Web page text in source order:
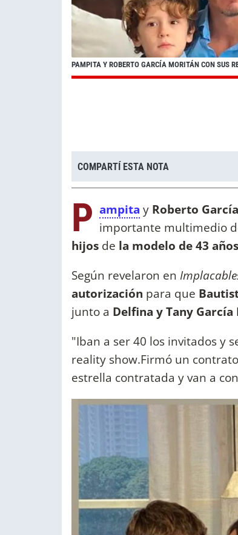
PAMPITA Y ROBERTO GARCÍA MORITÁN CON SUS
COMPARTÍ ESTA NOTA
P ampita y Roberto
importante multimedio
hijos de la modelo de 43 años
Según revelaron en
autorización para que
junto a Delfina y Tany
"Iban a ser 40 los invitados y
reality show.Firmó un
estrella contratada y van a